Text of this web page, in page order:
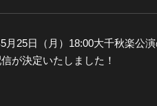
静かなる夜半
十周年記念 乱
25日（月）18:00大千秋楽公
が決定いたしました！